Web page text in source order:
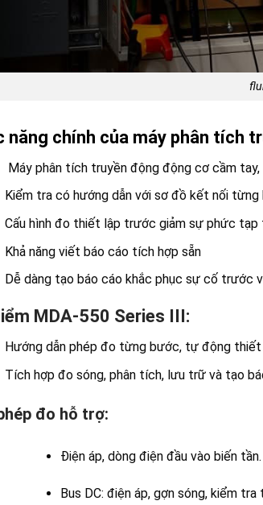
năng chính của máy phân tích
Máy phân tích truyền động động cơ cầm
Kiểm tra có hướng dẫn với sơ đồ kết nối
Cấu hình đo thiết lập trước giảm sự phức
Khả năng viết báo cáo tích hợp sẵn
Dễ dàng tạo báo cáo khắc phục sự cố trước
MDA-550 Series III:
Hướng dẫn phép đo từng bước, tự động
Tích hợp đo sóng, phân tích, lưu trữ và tạo
đo hỗ trợ:
Điện áp, dòng điện đầu vào biến tần.
Bus DC: điện áp, gợn sóng, kiểm tra